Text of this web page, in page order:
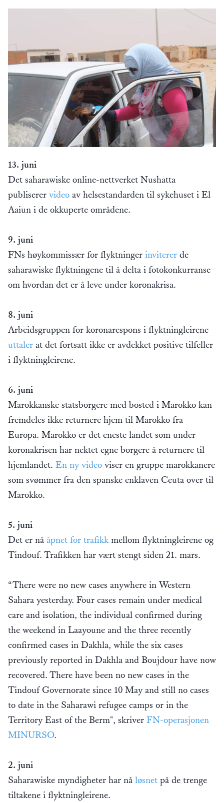
13. juni
Det saharawiske online-nettverket Nushatta
publiserer video av helsestandarden til sykehuset i El
Aaiun i de okkuperte områdene.
9. juni
FNs høykommissær for flyktninger inviterer de
saharawiske flyktningene til å delta i fotokonkurranse
om hvordan det er å leve under koronakrisa.
8. juni
Arbeidsgruppen for koronarespons i flyktningleirene
uttaler at det fortsatt ikke er avdekket positive tilfeller
i flyktningleirene.
6. juni
Marokkanske statsborgere med bosted i Marokko kan
fremdeles ikke returnere hjem til Marokko fra
Europa. Marokko er det eneste landet som under
koronakrisen har nektet egne borgere å returnere til
hjemlandet. En ny video viser en gruppe marokkanere
som svømmer fra den spanske enklaven Ceuta over til
Marokko.
5. juni
Det er nå åpnet for trafikkmellom flyktningleirene og
Tindouf. Trafikken har vært stengt siden 21. mars.
“There were no new cases anywhere in Western
Sahara yesterday. Four cases remain under medical
care and isolation, the individual confirmed during
the weekend in Laayoune and the three recently
confirmed cases in Dakhla, while the six cases
previously reported in Dakhla and Boujdour have now
recovered. There have been no new cases in the
Tindouf Governorate since 10 May and still no cases
to date in the Saharawi refugee camps or in the
Territory East of the Berm", skriver FN-operasjonen
MINURSO.
2. juni
Saharawiske myndigheter har nå løsnet på de trenge
tiltakene i flyktningleirene.